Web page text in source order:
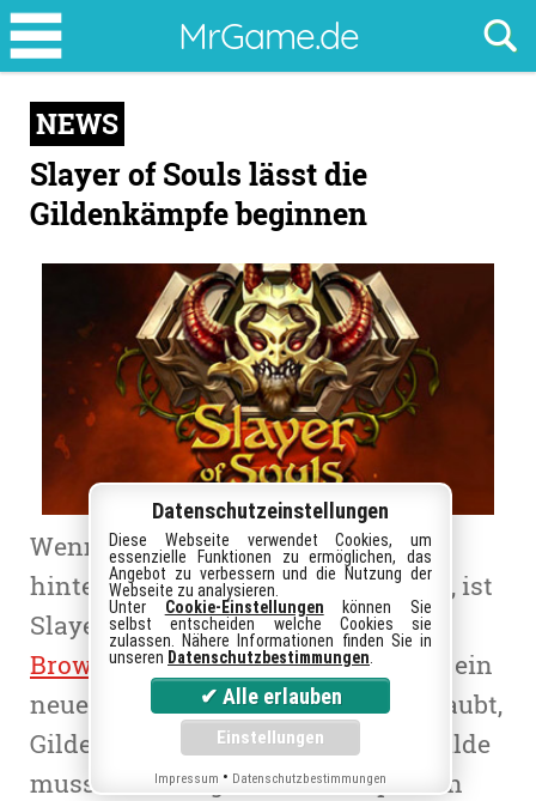
MrGame.de
Slayer
of
Souls
lässt
die
Gildenkämpfe
NEWS
Slayer of Souls lässt die
Gildenkämpfe beginnen
Wenn ihr einmal so richtig
hinterhältig und gemein sein wollt, ist
Slayer of Souls genau das richtige
Browsergamefür euch. Nun gibt es ein
neues PvP-Feature, das es euch erlaubt,
Gildenkämpfe auszutragen. Eine Gilde
muss aus wenigstens zehn Spielern
Datenschutzeinstellungen
Diese Webseite verwendet Cookies, um
essenzielle Funktionen zu ermöglichen, das
Angebot zu verbessern und die Nutzung der
Webseite zu analysieren.
Unter Cookie-Einstellungen können Sie
selbst entscheiden welche Cookies sie
zulassen. Nähere Informationen finden Sie in
unseren Datenschutzbestimmungen
Impressum • Datenschutzbestimmungen